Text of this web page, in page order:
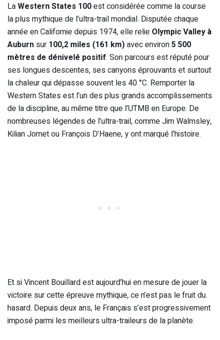
LaWestern States 100est considérée comme la course
la plus mythique de l’ultra-trail mondial. Disputée chaque
année en Californie depuis 1974, elle relie Olympic Valley à
Auburn sur 100,2 miles (161 km)avec environ5 500
mètres de dénivelé positif. Son parcours est réputé pour
ses longues descentes, ses canyons éprouvants et surtout
la chaleur qui dépasse souvent les 40 °C. Remporter la
Western States est l’un des plus grands accomplissements
de la discipline, au même titre que l’UTMB en Europe. De
nombreuses légendes de l’ultra-trail, comme Jim Walmsley,
Kilian Jornet ou François D’Haene, y ont marqué l’histoire.
Et si Vincent Bouillard est aujourd’hui en mesure de jouer la
victoire sur cette épreuve mythique, ce n’est pas le fruit du
hasard. Depuis deux ans, le Français s’est progressivement
imposé parmi les meilleurs ultra-traileurs de la planète.